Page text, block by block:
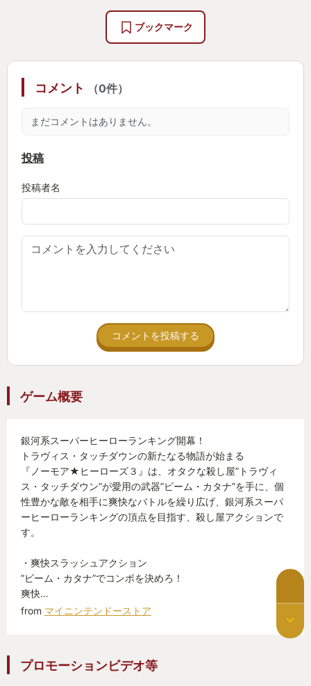
ブックマーク
コメント （0件）
まだコメントはありません。
投稿
投稿者名
コメントを投稿する
ゲーム概要
銀河系スーパーヒーローランキング開幕！
トラヴィス・タッチダウンの新たなる物語が始まる
『ノーモア★ヒーローズ３』は、オタクな殺し屋”トラヴィ
ス・タッチダウン”が愛用の武器”ビーム・カタナ”を手に、個
性豊かな敵を相手に爽快なバトルを繰り広げ、銀河系スーパ
ーヒーローランキングの頂点を目指す、殺し屋アクションで
す。
・爽快スラッシュアクション
”ビーム・カタナ”でコンボを決めろ！
爽快…
from マイニンテンドーストア
プロモーションビデオ等